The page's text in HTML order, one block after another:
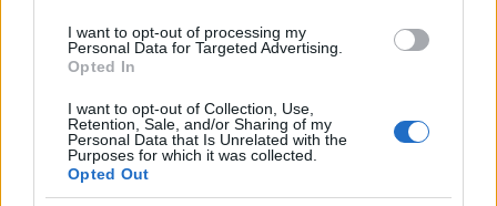
I want to opt-out of processing my
Personal Data for Targeted Advertising.
Opted In
I want to opt-out of Collection, Use,
Retention, Sale, and/or Sharing of my
Personal Data that Is Unrelated with the
Purposes for which it was collected.
Opted Out
alla rabbia.
Noi consideriamo normale che l’esercito
israeliano debba telefonare prima di bombardare,